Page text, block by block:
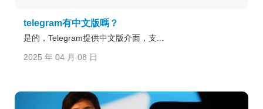
telegram有中文版嗎？
是的，Telegram提供中文版介面，支...
2025 年 04 月 08 日